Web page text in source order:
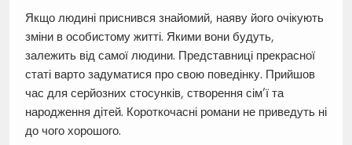
Якщо людині приснився знайомий, наяву його очікують
зміни в особистому житті. Якими вони будуть,
залежить від самої людини. Представниці прекрасної
статі варто задуматися про свою поведінку. Прийшов
час для серйозних стосунків, створення сім’ї та
народження дітей. Короткочасні романи не приведуть ні
до чого хорошого.